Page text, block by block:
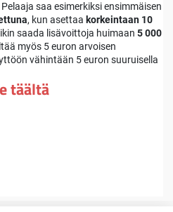
saa esimerkiksi ensimmäisen
, kun asettaa korkeintaan 10
saada lisävoittoja huimaan 5 000
myös 5 euron arvoisen
vähintään 5 euron suuruisella
täältä